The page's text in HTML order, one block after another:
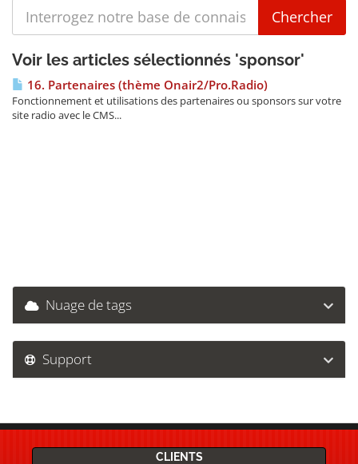
Voir les articles sélectionnés 'sponsor'
16. Partenaires (thème Onair2/Pro.Radio)
Fonctionnement et utilisations des partenaires ou sponsors sur votre
site radio avec le CMS...
Nuage de tags
Support
CLIENTS